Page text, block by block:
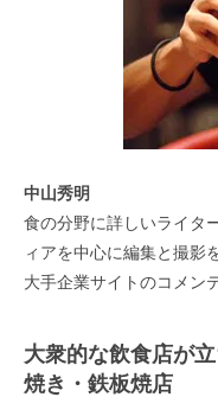
中山秀明
食の分野に詳しいライタ
ィアを中心に編集と撮影
大手企業サイトのコメン
大衆的な飲食店が
焼き・鉄板焼店